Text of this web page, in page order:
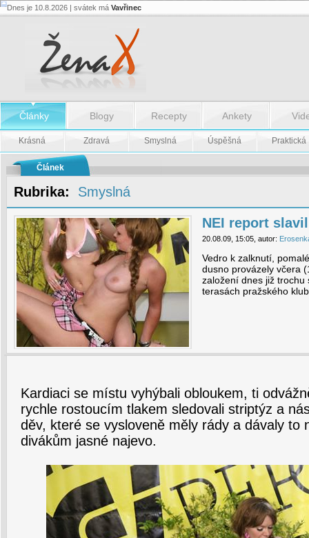
NEI
slavil
19
let
Dnes je 10.8.2026 | svátek má Vavřinec
Články Blogy Recepty Ankety
Krásná Zdravá Smyslná Úspěšná Praktická
Článek
Rubrika: Smyslná
NEI report
20.08.09, 15:05, autor:
Vedro k zalknutí,
dusno provázely včera
založení dnes již
terasách pražského
Kardiaci se místu vyhýbali obloukem, ti
rychle rostoucím tlakem sledovali striptýz a
děv, které se vysloveně měly rády a dávaly to
divákům jasné najevo.